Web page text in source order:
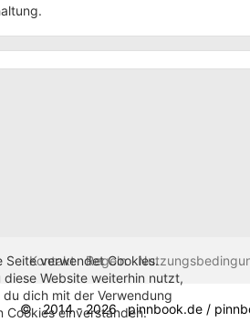
Kontakt Regeln
© 2014 - 2026 pinnbook.de /
Seite verwendet Cookies.
diese Website weiterhin nutzt,
dich mit der Verwendung
Cookies einverstanden.